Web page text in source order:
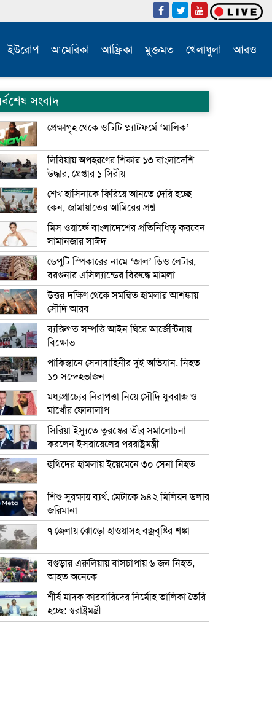
ইউরোপ আমেরিকা আফ্রিকা মুক্তমত খেলাধুলা আরও
সংবাদ
প্রেক্ষাগৃহ থেকে ওটিটি প্ল্যাটফর্মে ‘মালিক’
লিবিয়ায় অপহরণের শিকার ১৩ বাংলাদেশি
উদ্ধার, গ্রেপ্তার ১ সিরীয়
শেখ হাসিনাকে ফিরিয়ে আনতে দেরি হচ্ছে
কেন, জামায়াতের আমিরের প্রশ্ন
মিস ওয়ার্ল্ডে বাংলাদেশের প্রতিনিধিত্ব করবেন
সামানজার সাঈদ
ডেপুটি স্পিকারের নামে ‘জাল’ ডিও লেটার,
বরগুনার এসিল্যান্ডের বিরুদ্ধে মামলা
উত্তর-দক্ষিণ থেকে সমন্বিত হামলার আশঙ্কায়
সৌদি আরব
ব্যক্তিগত সম্পত্তি আইন ঘিরে আর্জেন্টিনায়
বিক্ষোভ
পাকিস্তানে সেনাবাহিনীর দুই অভিযান, নিহত
১০ সন্দেহভাজন
মধ্যপ্রাচ্যের নিরাপত্তা নিয়ে সৌদি যুবরাজ ও
মাখোঁর ফোনালাপ
সিরিয়া ইস্যুতে তুরস্কের তীব্র সমালোচনা
করলেন ইসরায়েলের পররাষ্ট্রমন্ত্রী
হুথিদের হামলায় ইয়েমেনে ৩০ সেনা নিহত
শিশু সুরক্ষায় ব্যর্থ, মেটাকে ৯৪২ মিলিয়ন ডলার
জরিমানা
৭ জেলায় ঝোড়ো হাওয়াসহ বজ্রবৃষ্টির শঙ্কা
বগুড়ার এরুলিয়ায় বাসচাপায় ৬ জন নিহত,
আহত অনেকে
শীর্ষ মাদক কারবারিদের নির্মোহ তালিকা তৈরি
হচ্ছে: স্বরাষ্ট্রমন্ত্রী